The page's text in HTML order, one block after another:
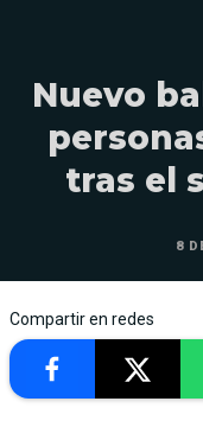
Nuevo
tras el
8
Compartir en redes